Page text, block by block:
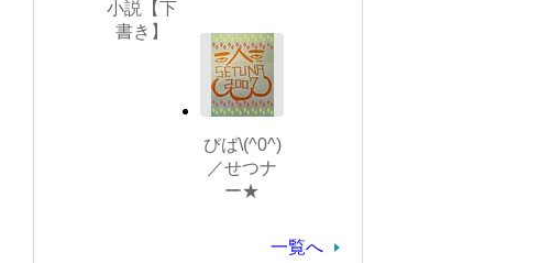
小説【下
書き】
びば\(^0^)
／せつナ
ー★
一覧へ